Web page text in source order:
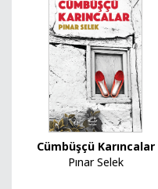
Cümbüşçü Karıncalar
Pınar Selek